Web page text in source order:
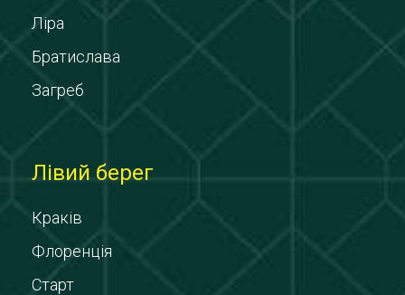
Ліра
Братислава
Загреб
Лівий берег
Краків
Флоренція
Старт